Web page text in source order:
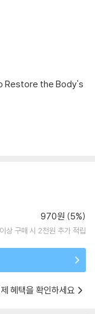
Restore the Body's
970원 (5%)
상 구매 시 2천원 추가 적립
혜택을 확인하세요